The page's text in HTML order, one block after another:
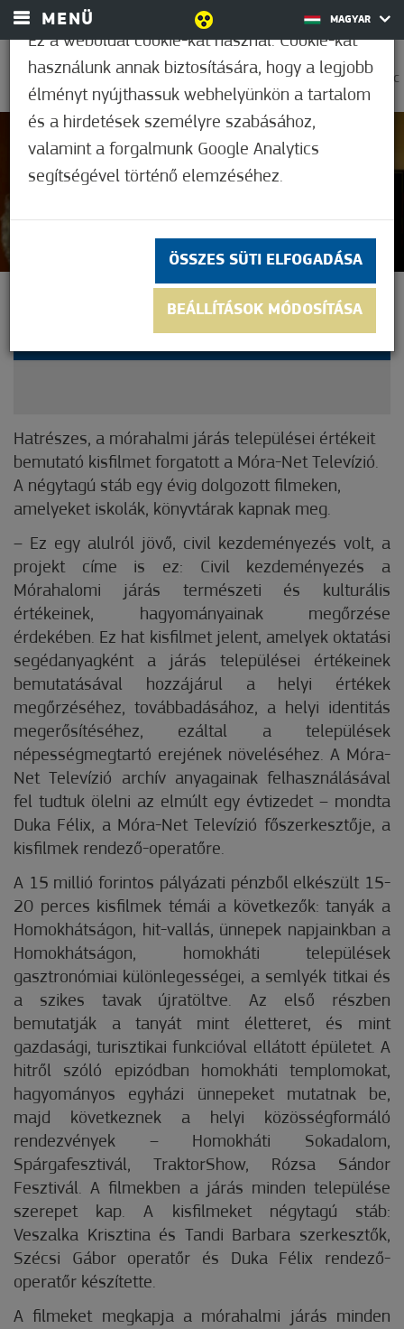
MENÜ MAGYAR
0
25,6°C
Nem értékelt
JÁRÁSI ÉRTÉKEKRŐL
FORGATTAK KISFILMET
Hatrészes, a mórahalmi járás települései értékeit
bemutató kisfilmet forgatott a Móra-Net Televízió.
A négytagú stáb egy évig dolgozott filmeken,
amelyeket iskolák, könyvtárak kapnak meg.
– Ez egy alulról jövő, civil kezdeményezés volt, a
projekt címe is ez: Civil kezdeményezés a
Mórahalomi járás természeti és kulturális
értékeinek, hagyományainak megőrzése
érdekében. Ez hat kisfilmet jelent, amelyek oktatási
segédanyagként a járás települései értékeinek
bemutatásával hozzájárul a helyi értékek
megőrzéséhez, továbbadásához, a helyi identitás
megerősítéséhez, ezáltal a települések
népességmegtartó erejének növeléséhez. A Móra-
Net Televízió archív anyagainak felhasználásával
fel tudtuk ölelni az elmúlt egy évtizedet – mondta
Duka Félix, a Móra-Net Televízió főszerkesztője, a
kisfilmek rendező-operatőre.
A 15 millió forintos pályázati pénzből elkészült 15-
20 perces kisfilmek témái a következők: tanyák a
Homokhátságon, hit-vallás, ünnepek napjainkban a
Homokhátságon, homokháti települések
gasztronómiai különlegességei, a semlyék titkai és
a szikes tavak újratöltve. Az első részben
bemutatják a tanyát mint életteret, és mint
gazdasági, turisztikai funkcióval ellátott épületet. A
hitről szóló epizódban homokháti templomokat,
hagyományos egyházi ünnepeket mutatnak be,
majd következnek a helyi közösségformáló
rendezvények – Homokháti Sokadalom,
Spárgafesztivál, TraktorShow, Rózsa Sándor
Fesztivál. A filmekben a járás minden települése
szerepet kap. A kisfilmeket négytagú stáb:
Veszalka Krisztina és Tandi Barbara szerkesztők,
Szécsi Gábor operatőr és Duka Félix rendező-
operatőr készítette.
A filmeket megkapja a mórahalmi járás minden
Ez a weboldal cookie-kat használ. Cookie-kat
használunk annak biztosítására, hogy a legjobb
élményt nyújthassuk webhelyünkön a tartalom
és a hirdetések személyre szabásához,
valamint a forgalmunk Google Analytics
segítségével történő elemzéséhez.
ÖSSZES SÜTI ELFOGADÁSA
BEÁLLÍTÁSOK MÓDOSÍTÁSA